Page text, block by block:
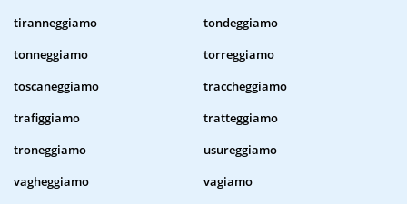
tiranneggiamo
tondeggiamo
tonneggiamo
torreggiamo
toscaneggiamo
traccheggiamo
trafiggiamo
tratteggiamo
troneggiamo
usureggiamo
vagheggiamo
vagiamo